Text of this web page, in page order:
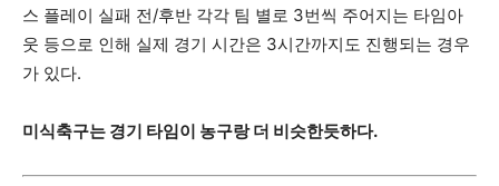
스 플레이 실패 전/후반 각각 팀 별로 3번씩 주어지는 타임아
웃 등으로 인해 실제 경기 시간은 3시간까지도 진행되는 경우
가 있다.
미식축구는 경기 타임이 농구랑 더 비슷한듯하다.